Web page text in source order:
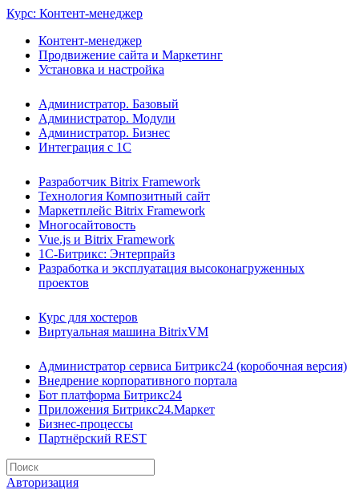
Курс: Контент-менеджер
Контент-менеджер
Продвижение сайта и Маркетинг
Установка и настройка
Администратор. Базовый
Администратор. Модули
Администратор. Бизнес
Интеграция с 1С
Разработчик Bitrix Framework
Технология Композитный сайт
Маркетплейс Bitrix Framework
Многосайтовость
Vue.js и Bitrix Framework
1С-Битрикс: Энтерпрайз
Разработка и эксплуатация высоконагруженных
проектов
Курс для хостеров
Виртуальная машина BitrixVM
Администратор сервиса Битрикс24 (коробочная версия)
Внедрение корпоративного портала
Бот платформа Битрикс24
Приложения Битрикс24.Маркет
Бизнес-процессы
Партнёрский REST
Авторизация